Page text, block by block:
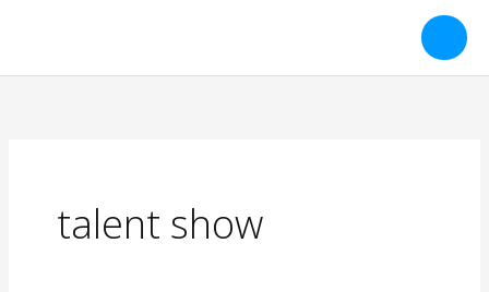
treści
talent show